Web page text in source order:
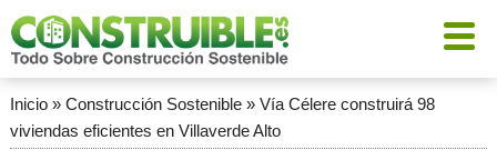
Inicio» Construcción Sostenible» Vía Célere construirá 98
viviendas eficientes en Villaverde Alto